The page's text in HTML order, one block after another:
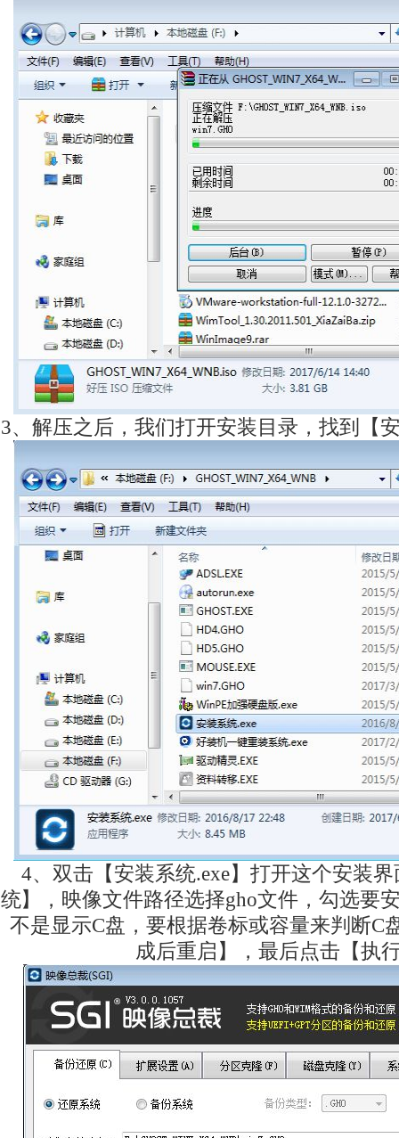
3、解压之后，我们打开安装目录，找到【
4、双击【安装系统.exe】打开这个安装
统】，映像文件路径选择gho文件，勾选要
不是显示C盘，要根据卷标或容量来判断C
成后重启】，最后点击【执